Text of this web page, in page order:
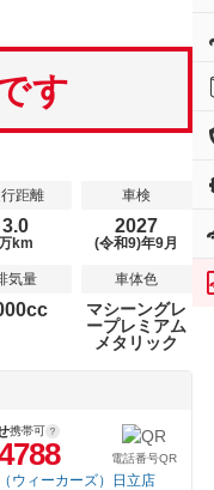
す
距離
3.0
km
車検
2027
(令和9)年9月
気量 車体色
マシーングレ
ープレミアム
メタリック
携帯可
電話番号QR
ウィーカーズ）日立店